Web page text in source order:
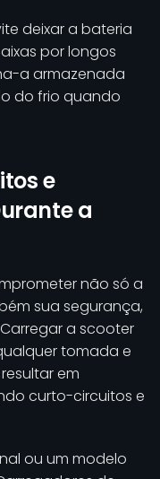
deixar a bateria
por longos
a armazenada
do frio quando
e
a
não só a
sua segurança,
a scooter
tomada e
em
curto-circuitos e
ou um modelo